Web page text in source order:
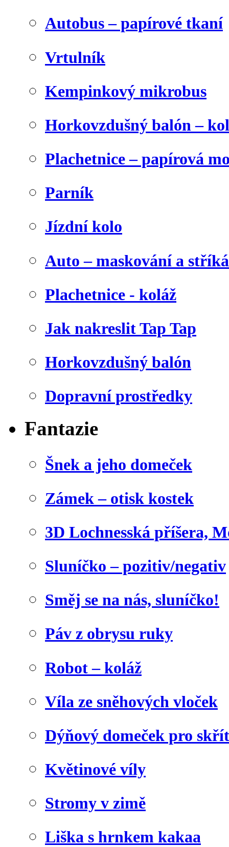
Autobus – papírové tkaní
Vrtulník
Kempinkový mikrobus
Horkovzdušný balón –
Plachetnice – papírová
Parník
Jízdní kolo
Auto – maskování a
Plachetnice - koláž
Jak nakreslit Tap Tap
Horkovzdušný balón
Dopravní prostředky
Fantazie
Šnek a jeho domeček
Zámek – otisk kostek
3D Lochnesská příšera,
Sluníčko – pozitiv/negativ
Směj se na nás, sluníčko!
Páv z obrysu ruky
Robot – koláž
Víla ze sněhových vloček
Dýňový domeček pro
Květinové víly
Stromy v zimě
Liška s hrnkem kakaa